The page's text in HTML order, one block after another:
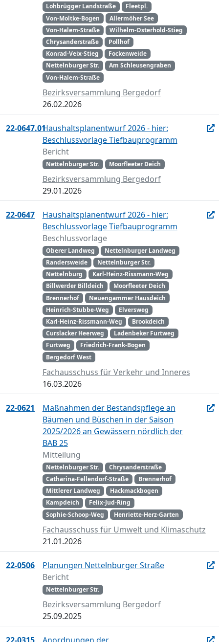
Lohbrügger Landstraße
Fleetpl.
Von-Moltke-Bogen
Allermöher See
Von-Halem-Straße
Wilhelm-Osterhold-Stieg
Chrysanderstraße
Pollhof
Konrad-Veix-Stieg
Fockenweide
Nettelnburger Str.
Am Schleusengraben
Von-Halem-Straße
Bezirksversammlung Bergedorf
26.02.2026
22-0647.01Haushaltsplanentwurf 2026 - hier:
Beschlussvorlage Tiefbauprogramm
Bericht
Nettelnburger Str. Moorfleeter Deich
Bezirksversammlung Bergedorf
29.01.2026
22-0647
Haushaltsplanentwurf 2026 - hier:
Beschlussvorlage Tiefbauprogramm
Beschlussvorlage
Oberer Landweg
Nettelnburger Landweg
Randersweide
Nettelnburger Str.
Nettelnburg
Karl-Heinz-Rissmann-Weg
Billwerder Billdeich
Moorfleeter Deich
Brennerhof
Neuengammer Hausdeich
Heinrich-Stubbe-Weg
Elversweg
Karl-Heinz-Rissmann-Weg
Brookdeich
Curslacker Heerweg
Ladenbeker Furtweg
Furtweg
Friedrich-Frank-Bogen
Bergedorf West
Fachausschuss für Verkehr und Inneres
16.03.2026
22-0621
Maßnahmen der Bestandspflege an
Bäumen und Büschen in der Saison
2025/2026 an Gewässern nördlich der
BAB 25
Mitteilung
Nettelnburger Str.
Chrysanderstraße
Catharina-Fellendorf-Straße
Brennerhof
Mittlerer Landweg
Hackmackbogen
Kampdeich
Felix-Jud-Ring
Sophie-Schoop-Weg
Henriette-Herz-Garten
Fachausschuss für Umwelt und Klimaschutz
21.01.2026
22-0506
Planungen Nettelnburger Straße
Bericht
Nettelnburger Str.
Bezirksversammlung Bergedorf
25.09.2025